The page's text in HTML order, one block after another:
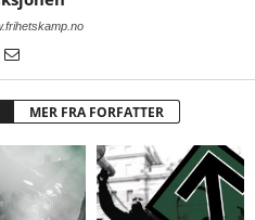
MER FRA FORFATTER